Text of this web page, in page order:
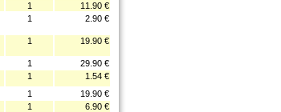
1
11.90 €
1 2.90 €
1 19.90 €
1
29.90 €
1
1.54 €
1
19.90 €
1
6.90 €